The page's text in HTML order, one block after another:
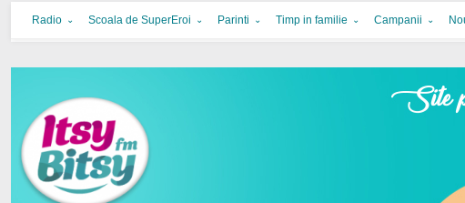
Itsy Bitsy
bucurie in familie
Radio Scoala de SuperEroi Parinti Timp in familie Campanii